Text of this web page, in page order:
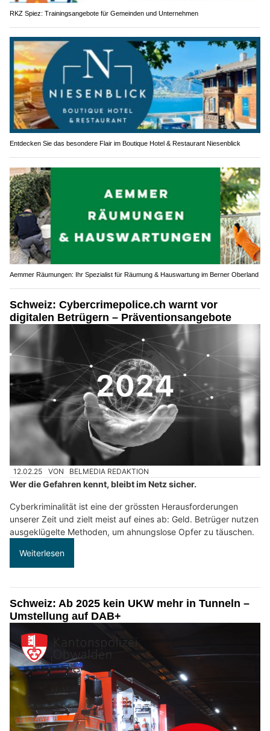
RKZ Spiez: Trainingsangebote für Gemeinden und Unternehmen
Entdecken Sie das besondere Flair im Boutique Hotel & Restaurant Niesenblick
Aemmer Räumungen: Ihr Spezialist für Räumung & Hauswartung im Berner Oberland
Schweiz: Cybercrimepolice.ch warnt vor
digitalen Betrügern – Präventionsangebote
12.02.25 VON BELMEDIA REDAKTION
Wer die Gefahren kennt, bleibt im Netz sicher.
Cyberkriminalität ist eine der grössten Herausforderungen
unserer Zeit und zielt meist auf eines ab: Geld. Betrüger nutzen
ausgeklügelte Methoden, um ahnungslose Opfer zu täuschen.
Weiterlesen
Schweiz: Ab 2025 kein UKW mehr in Tunneln –
Umstellung auf DAB+